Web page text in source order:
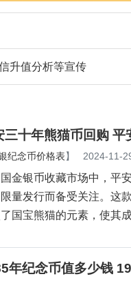
升值分析等宣传
三十年熊猫币回购
纪念币价格表】 2024-11-
金银币收藏市场中，平
限量发行而备受关注。这
国宝熊猫的元素，使其
年纪念币值多少钱